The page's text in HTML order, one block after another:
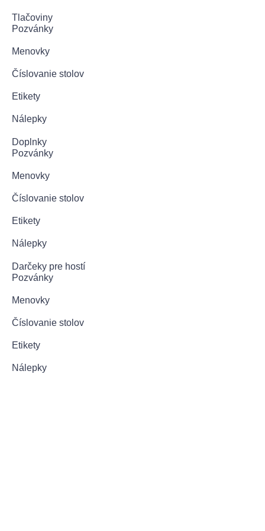
Tlačoviny
Pozvánky
Menovky
Číslovanie stolov
Etikety
Nálepky
Doplnky
Pozvánky
Menovky
Číslovanie stolov
Etikety
Nálepky
Darčeky pre hostí
Pozvánky
Menovky
Číslovanie stolov
Etikety
Nálepky